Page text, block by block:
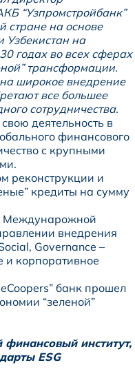
“Узпромстройбанк”
стране на основе
Узбекистан на
годах во всех сферах
трансформации.
широкое внедрение
все большее
сотрудничества.
деятельность в
финансового
с крупными
реконструкции и
кредиты на сумму
Междунарожной
внедрения
Governance –
корпоративное
банк прошел
“зеленой”
финансовый институт,
ESG